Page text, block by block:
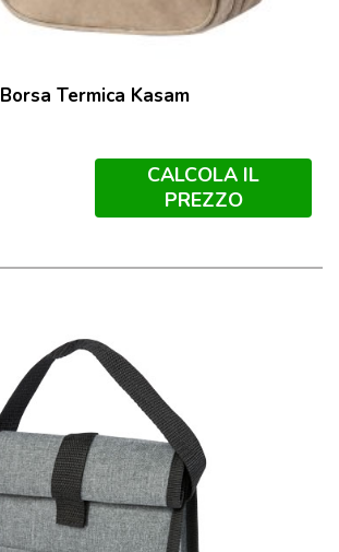
Borsa Termica Kasam
CALCOLA IL
PREZZO